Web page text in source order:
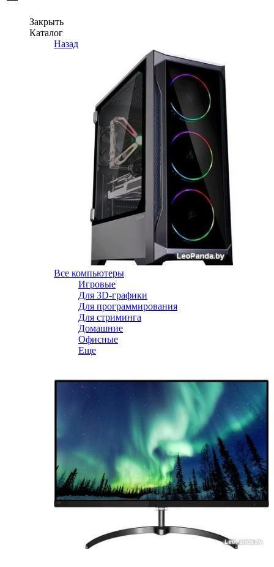
Закрыть
Каталог
Назад
Все компьютеры
Игровые
Для 3D-графики
Для программирования
Для стриминга
Домашние
Офисные
Еще